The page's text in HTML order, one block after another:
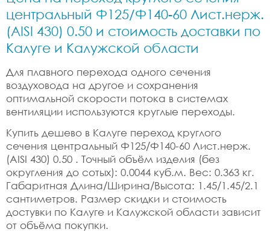
центральный Ф125/Ф140-60 Лист.нерж.
(AISI 430) 0.50 и стоимость доставки по
Калуге и Калужской области
Для плавного перехода одного сечения
воздуховода на другое и сохранения
оптимальной скорости потока в системах
вентиляции используются круглые переходы.
Купить дешево в Калуге переход круглого
сечения центральный Ф125/Ф140-60 Лист.нерж.
(AISI 430) 0.50 . Точный объём изделия (без
округления до сотых): 0.0044 куб.м. Вес: 0.363 кг.
Габаритная Длина/Ширина/Высота: 1.45/1.45/2.1
сантиметров. Размер скидки и стоимость
достувки по Калуге и Калужской области зависит
от объёма покупки.